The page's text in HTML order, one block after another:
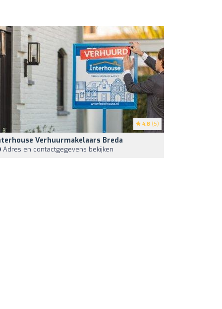
4.8 (5)
Verhuurmakelaars Breda
Adres en contactgegevens bekijken